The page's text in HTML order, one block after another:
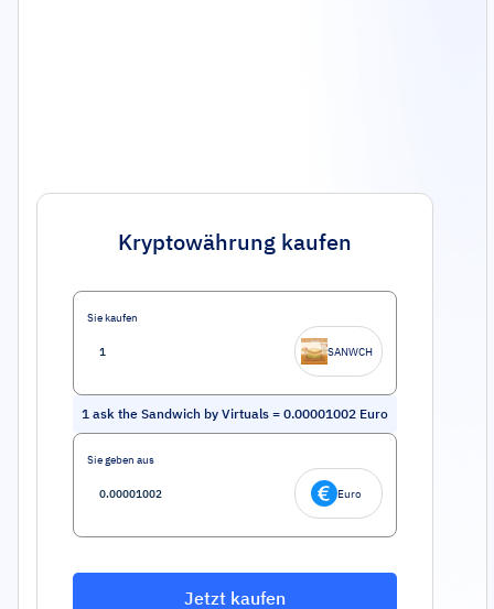
Kryptowährung kaufen
Sie kaufen
SANWCH
1 ask the Sandwich by Virtuals = 0.00001002 Euro
Sie geben aus
Euro
Jetzt kaufen